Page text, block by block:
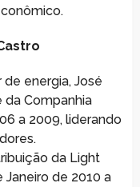
energia, José
Companhia
a 2009, liderando
da Light
de 2010 a